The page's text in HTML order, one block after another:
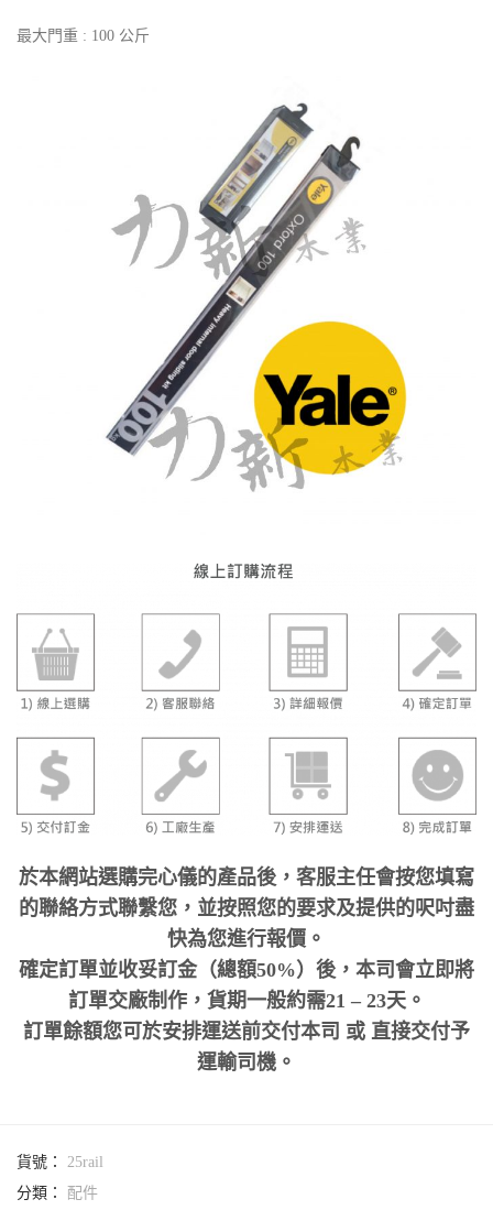
最大門重 : 100 公斤
於本網站選購完心儀的產品後，客服主任會按您填寫
的聯絡方式聯繫您，並按照您的要求及提供的呎吋盡
快為您進行報價。
確定訂單並收妥訂金（總額50%）後，本司會立即將
訂單交廠制作，貨期一般約需21 – 23天。
訂單餘額您可於安排運送前交付本司 或 直接交付予
運輸司機。
貨號： 25rail
分類： 配件